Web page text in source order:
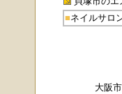
■ネイルサロ
大阪市